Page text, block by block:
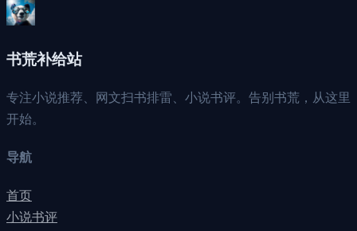
书荒补给站
专注小说推荐、网文扫书排雷、小说书评。告别书荒，从这里
开始。
导航
首页
小说书评